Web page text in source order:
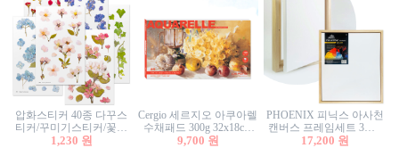
압화스티커 40종 다꾸스
티커/꾸미기스티커/꽃스
티커/압화꽃책갈피/팬시
1,230 원
Cergio 세르지오 아쿠아렐
수채패드 300g 32x18cm
12매 1면제본
9,700 원
PHOENIX 피닉스 아사천
캔버스 프레임세트 3호F
27.3x22cm 캔버스와 올림
17,200 원